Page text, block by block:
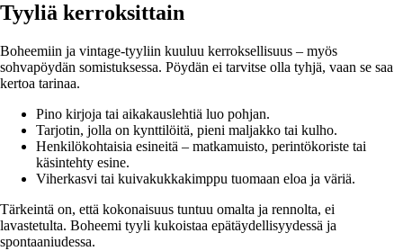
Tyyliä kerroksittain
Boheemiin ja vintage-tyyliin kuuluu kerroksellisuus – myös
sohvapöydän somistuksessa. Pöydän ei tarvitse olla tyhjä, vaan se saa
kertoa tarinaa.
Pino kirjoja tai aikakauslehtiä luo pohjan.
Tarjotin, jolla on kynttilöitä, pieni maljakko tai kulho.
Henkilökohtaisia esineitä – matkamuisto, perintökoriste tai
käsintehty esine.
Viherkasvi tai kuivakukkakimppu tuomaan eloa ja väriä.
Tärkeintä on, että kokonaisuus tuntuu omalta ja rennolta, ei
lavastetulta. Boheemi tyyli kukoistaa epätäydellisyydessä ja
spontaaniudessa.